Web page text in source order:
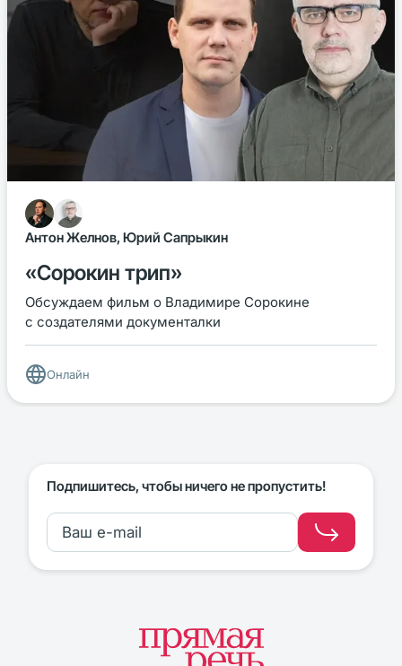
Антон Желнов, Юрий Сапрыкин
«Сорокин трип»
Обсуждаем фильм о Владимире Сорокине
с создателями документалки
Онлайн
Подпишитесь, чтобы ничего не пропустить!